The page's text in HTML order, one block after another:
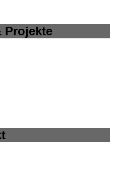
Projekte